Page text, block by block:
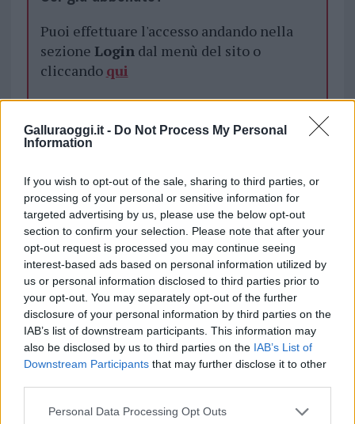
Galluraoggi.it - Do Not Process My Personal
Information
If you wish to opt-out of the sale, sharing to third parties, or
processing of your personal or sensitive information for
targeted advertising by us, please use the below opt-out
section to confirm your selection. Please note that after your
opt-out request is processed you may continue seeing
interest-based ads based on personal information utilized by
us or personal information disclosed to third parties prior to
your opt-out. You may separately opt-out of the further
disclosure of your personal information by third parties on the
IAB’s list of downstream participants. This information may
also be disclosed by us to third parties on the IAB’s List of
Downstream Participants that may further disclose it to other
Please note that this website/app uses one or more Google
Personal Data Processing Opt Outs
Puoi effettuare l'accesso andando nella
sezione Logindal menù del sito o
cliccando qui
TEMI: Biblioteca Olbia
Biblioteca SImpliciana
Libri Biblioteca Olbia
Inviaci le tue segnalazioni,
i tuoi video e le tue foto
Su WhatsApp al numero +39
345 356 7512
Notizie in tempo reale?
Entra nel canale telegram di
GalluraOggi.it